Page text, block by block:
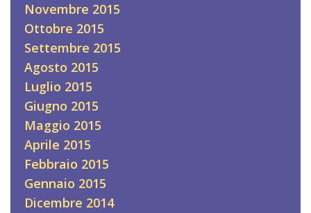
Novembre 2015
Ottobre 2015
Settembre 2015
Agosto 2015
Luglio 2015
Giugno 2015
Maggio 2015
Aprile 2015
Febbraio 2015
Gennaio 2015
Dicembre 2014